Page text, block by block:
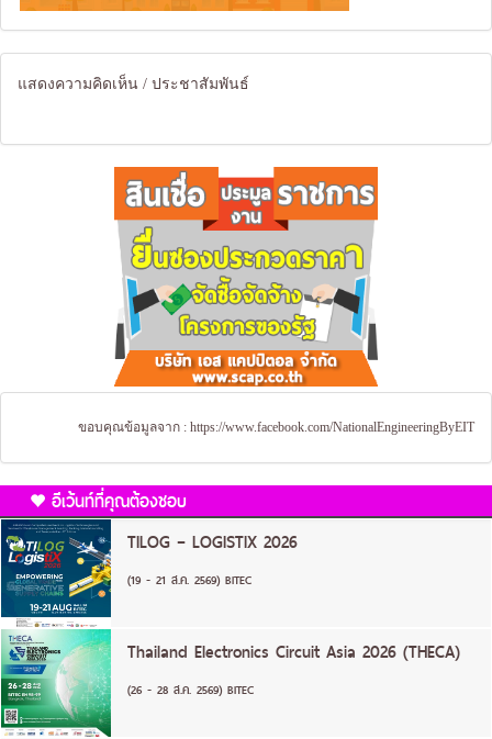
แสดงความคิดเห็น / ประชาสัมพันธ์
ขอบคุณข้อมูลจาก : https://www.facebook.com/NationalEngineeringByEIT
อีเว้นท์ที่คุณต้องชอบ
TILOG – LOGISTIX 2026
(19 - 21 ส.ค. 2569) BITEC
Thailand Electronics Circuit Asia 2026 (THECA)
(26 - 28 ส.ค. 2569) BITEC